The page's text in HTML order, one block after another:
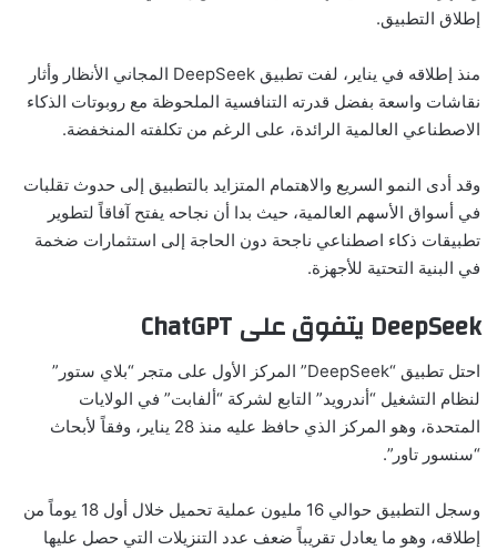
إطلاق التطبيق.
منذ إطلاقه في يناير، لفت تطبيق DeepSeek المجاني الأنظار وأثار
نقاشات واسعة بفضل قدرته التنافسية الملحوظة مع روبوتات الذكاء
الاصطناعي العالمية الرائدة، على الرغم من تكلفته المنخفضة.
وقد أدى النمو السريع والاهتمام المتزايد بالتطبيق إلى حدوث تقلبات
في أسواق الأسهم العالمية، حيث بدا أن نجاحه يفتح آفاقاً لتطوير
تطبيقات ذكاء اصطناعي ناجحة دون الحاجة إلى استثمارات ضخمة
في البنية التحتية للأجهزة.
DeepSeek يتفوق على ChatGPT
احتل تطبيق “DeepSeek” المركز الأول على متجر “بلاي ستور”
لنظام التشغيل “أندرويد” التابع لشركة “ألفابت” في الولايات
المتحدة، وهو المركز الذي حافظ عليه منذ 28 يناير، وفقاً لأبحاث
“سنسور تاور”.
وسجل التطبيق حوالي 16 مليون عملية تحميل خلال أول 18 يوماً من
إطلاقه، وهو ما يعادل تقريباً ضعف عدد التنزيلات التي حصل عليها